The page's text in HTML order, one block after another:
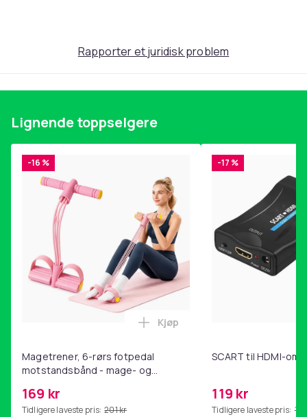
Rapporter et juridisk problem
Lignende toppselgere
-16 %
Magetrener, 6-rørs fotpedal
motstandsbånd - mage- og
hjemmegymnastikk Pink
169 kr
Tidligere laveste pris: 201 kr
Legg Magetrener, 6-rørs
Kjøp
-17 %
SCART til HDMI-
119 kr
Tidligere laveste pris: